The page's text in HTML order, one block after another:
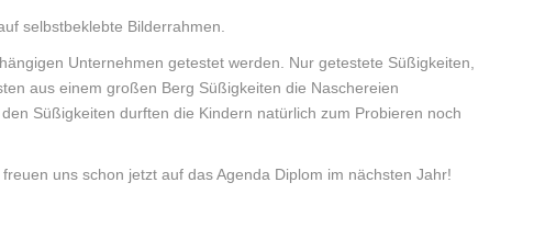
selbstbeklebte Bilderrahmen.
Unternehmen getestet werden. Nur getestete Süßigkeiten,
aus einem großen Berg Süßigkeiten die Naschereien
Süßigkeiten durften die Kindern natürlich zum Probieren noch
uns schon jetzt auf das Agenda Diplom im nächsten Jahr!